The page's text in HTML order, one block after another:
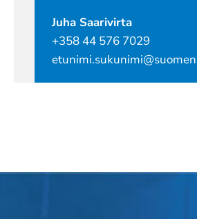
Juha Saarivirta
+358 44 576 7029